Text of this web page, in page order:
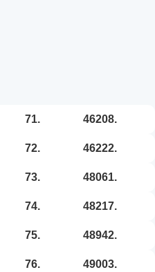
71. 46208.
72. 46222.
73. 48061.
74. 48217.
75. 48942.
76. 49003.